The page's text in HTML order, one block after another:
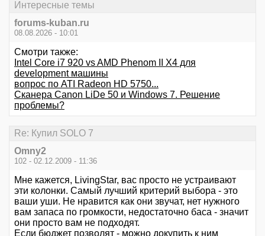
Интересные темы
forums-kuban.ru
08.08.2026 - 10:01
Смотри также:
Intel Core i7 920 vs AMD Phenom II X4 для
development машины
вопрос по ATI Radeon HD 5750...
Сканера Canon LiDe 50 и Windows 7. Решение
проблемы?
Re: Купил SOLO 7
Omny2
102 - 02.12.2009 - 11:36
Мне кажется, LivingStar, вас просто не устраивают
эти колонки. Самый лучший критерий выбора - это
ваши уши. Не нравится как они звучат, нет нужного
вам запаса по громкости, недостаточно баса - значит
они просто вам не подходят.
Если бюджет позволят - можно докупить к ним